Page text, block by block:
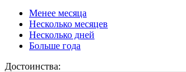
Менее месяца
Несколько месяцев
Несколько дней
Больше года
Достоинства: